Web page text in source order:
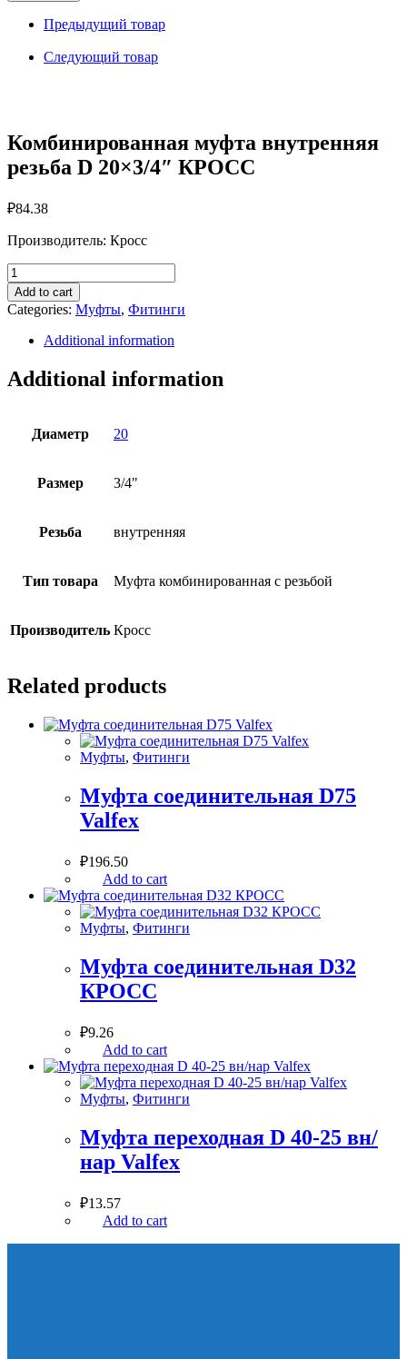
резьба
20x3/4"
КРОСС
Предыдущий товар
Следующий товар
Комбинированная муфта внутренняя
резьба D 20×3/4″ КРОСС
₽84.38
Производитель: Кросс
Комбинированная
муфта
внутренняя
резьба
20x3/4"
КРОСС
quantity
Add to cart
Categories: Муфты, Фитинги
Additional information
Additional information
Диаметр 20
Размер 3/4"
Резьба внутренняя
Тип товара Муфта комбинированная с резьбой
Производитель Кросс
Related products
Муфты, Фитинги
Муфта соединительная D75
Valfex
₽196.50
Add to cart
Муфты, Фитинги
Муфта соединительная D32
КРОСС
₽9.26
Add to cart
Муфты, Фитинги
Муфта переходная D 40-25 вн/
нар Valfex
₽13.57
Add to cart